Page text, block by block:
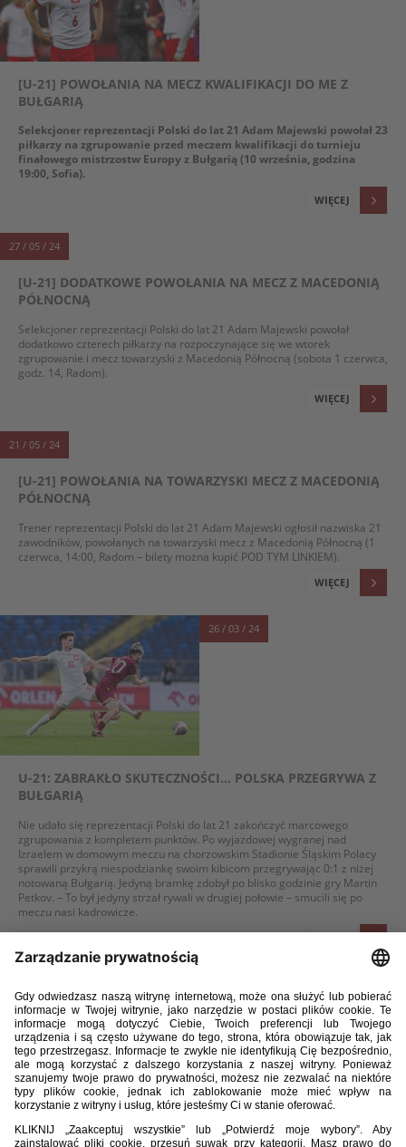
[U-21] POWOŁANIA NA MECZ KWALIFIKACJI DO ME Z
BUŁGARIĄ
Selekcjoner reprezentacji Polski do lat 21 Adam Majewski powołał 23
piłkarzy na zgrupowanie przed meczem kwalifikacji do turnieju
finałowego mistrzostw Europy z Bułgarią (10 września, godzina
19:00, Sofia).
WIĘCEJ
27 / 05 / 24
[U-21] DODATKOWE POWOŁANIA NA MECZ Z MACEDONIĄ
PÓŁNOCNĄ
Selekcjoner reprezentacji Polski do lat 21 Adam Majewski powołał
dodatkowo czterech piłkarzy na rozpoczynające się we wtorek
zgrupowanie i mecz towarzyski z Macedonią Północną (sobota 1 czerwca,
godz. 14, Radom).
WIĘCEJ
21 / 05 / 24
[U-21] POWOŁANIA NA TOWARZYSKI MECZ Z MACEDONIĄ
PÓŁNOCNĄ
Trener reprezentacji Polski do lat 21 Adam Majewski ogłosił nazwiska 21
zawodników, powołanych na towarzyski mecz z Macedonią Północną (1
czerwca, 14:00, Radom – bilety można kupić POD TYM LINKIEM).
WIĘCEJ
26 / 03 / 24
U-21: ZABRAKŁO SKUTECZNOŚCI... POLSKA PRZEGRYWA Z
BUŁGARIĄ
Nie udało się reprezentacji Polski do lat 21 zakończyć marcowego
zgrupowania z kompletem punktów. Po wyjazdowej wygranej nad
Izraelem w domowym meczu na chorzowskim Stadionie Śląskim Polacy
sprawili przykrą niespodziankę swoim kibicom przegrywając 0:1 z niżej
notowaną Bułgarią. Jedyną bramkę zdobył po blisko godzinie gry Martin
Petkov. – To był jedyny strzał rywali w drugiej połowie – smucili się po
meczu nasi kadrowicze.
POLACY ODROBILI STRATY I WYGRALI W JENIE Z IZRAELEM